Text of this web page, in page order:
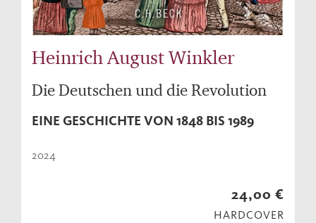
Heinrich August Winkler
Die Deutschen und die Revolution
EINE GESCHICHTE VON 1848 BIS 1989
2024
24,00 €
HARDCOVER